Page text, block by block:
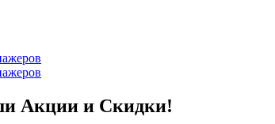
Акции и Скидки!